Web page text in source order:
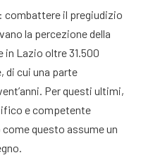
combattere il pregiudizio
la percezione della
Lazio oltre 31.500
di cui una parte
Per questi ultimi,
e competente
questo assume un